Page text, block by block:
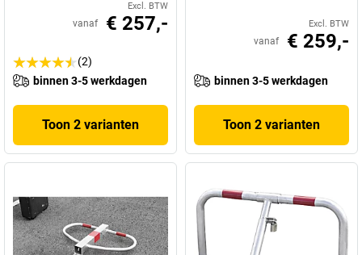
Excl. BTW
vanaf € 257,-
(2)
binnen 3-5 werkdagen
Toon 2 varianten
Excl. BTW
vanaf € 259,-
binnen 3-5 werkdagen
Toon 2 varianten